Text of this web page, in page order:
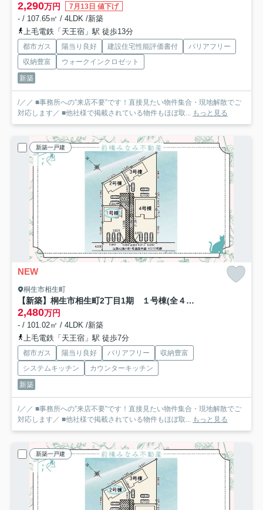
2,290万円 7月13日 値下げ
- / 107.65㎡ / 4LDK /新築
上毛電鉄「天王宿」駅 徒歩13分
都市ガス 陽当り良好 建設住宅性能評価書付
バリアフリー
収納豊富
ウォークインクロゼット
新築
/／／ ■事務所への”来店不要”です！直接見たい物件集合・現地解散でご
対応します／ ■他社様で掲載されている物件もほぼ取... もっと見る
新築一戸建
NEW
桐生市相生町
【新築】桐生市相生町2丁目1期 １号棟(全４棟) リナージュ 新築建売分譲
2,480万円
- / 101.02㎡ / 4LDK /新築
上毛電鉄「天王宿」駅 徒歩7分
都市ガス 陽当り良好 バリアフリー
収納豊富
システムキッチン
カウンターキッチン
新築
/／／ ■事務所への”来店不要”です！直接見たい物件集合・現地解散でご
対応します／ ■他社様で掲載されている物件もほぼ取... もっと見る
新築一戸建